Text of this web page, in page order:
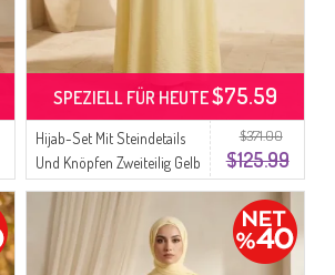
$371.00
$125.99
Hijab-Set Mit Steindetails
Und Knöpfen Zweiteilig Gelb
0329-01
SPEZIELL FÜR HEUTE$75.59